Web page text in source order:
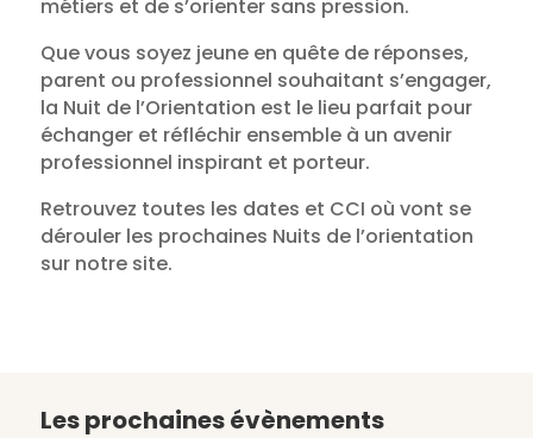
métiers et de s’orienter sans pression.
Que vous soyez jeune en quête de réponses,
parent ou professionnel souhaitant s’engager,
la Nuit de l’Orientation est le lieu parfait pour
échanger et réfléchir ensemble à un avenir
professionnel inspirant et porteur.
Retrouvez toutes les dates et CCI où vont se
dérouler les prochaines Nuits de l’orientation
sur notre site.
Les prochaines évènements